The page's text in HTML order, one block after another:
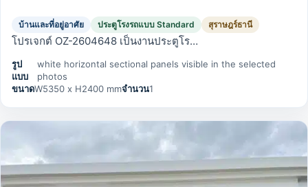
บ้านและที่อยู่อาศัย ประตูโรงรถแบบ Standard สุราษฎร์ธานี
โปรเจกต์ OZ-2604648 เป็นงานประตูโร…
รูป
แบบ
white horizontal sectional panels visible in the selected
photos
ขนาดW5350 x H2400 mmจำนวน1